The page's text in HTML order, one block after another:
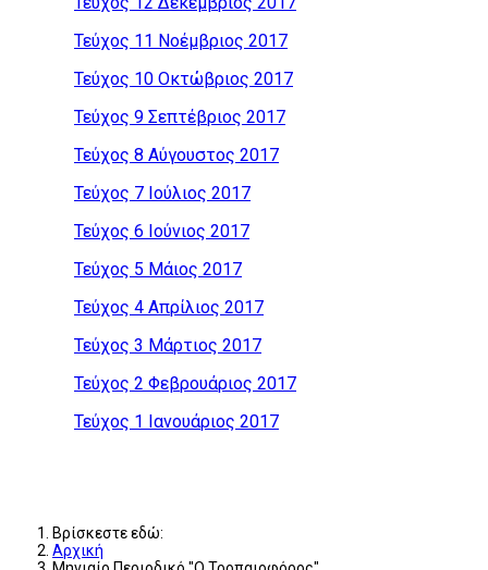
Τεύχος 11 Νοέμβριος 2017
Τεύχος 10 Οκτώβριος 2017
Τεύχος 9 Σεπτέβριος 2017
Τεύχος 8 Αύγουστος 2017
Τεύχος 7 Ιούλιος 2017
Τεύχος 6 Ιούνιος 2017
Τεύχος 5 Μάιος 2017
Τεύχος 4 Απρίλιος 2017
Τεύχος 3 Μάρτιος 2017
Τεύχος 2 Φεβρουάριος 2017
Τεύχος 1 Ιανουάριος 2017
Βρίσκεστε εδώ:
Αρχική